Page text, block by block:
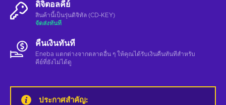
ดิจิตอลคีย์
สินค้านี้เป็นรุ่นดิจิทัล (CD-KEY)
จัดส่งทันที
คืนเงินทันที
Eneba แตกต่างจากตลาดอื่น ๆ ให้คุณได้รับเงินคืนทันทีสําหรับ
คีย์ที่ยังไม่ได้ดู
ประกาศสำคัญ: